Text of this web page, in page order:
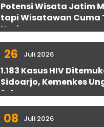
Potensi Wisata Jatim
tapi Wisatawan Cuma
Hari
26 Juli 2026
1.183 Kasus HIV
Sidoarjo, Kemenkes
Sebenarnya
08 Juli 2026